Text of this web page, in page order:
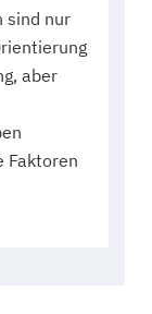
sind nur
aber
Faktoren